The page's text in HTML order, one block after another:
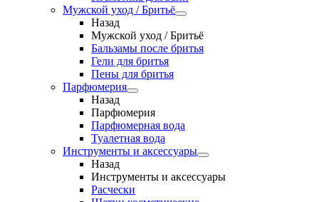
Мужской уход / Бритьё
Назад
Мужской уход / Бритьё
Бальзамы после бритья
Гели для бритья
Пены для бритья
Парфюмерия
Назад
Парфюмерия
Парфюмерная вода
Туалетная вода
Инструменты и аксессуары
Назад
Инструменты и аксессуары
Расчески